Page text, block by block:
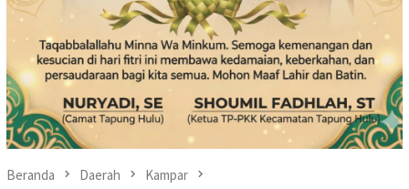
Beranda Daerah Kampar